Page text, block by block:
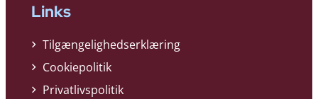
Links
Tilgængelighedserklæring
Cookiepolitik
Privatlivspolitik